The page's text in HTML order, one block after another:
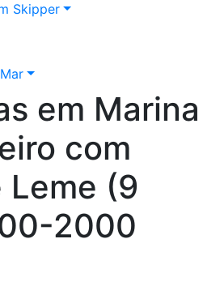
Skipper
em Marina
com
Leme (9
2000